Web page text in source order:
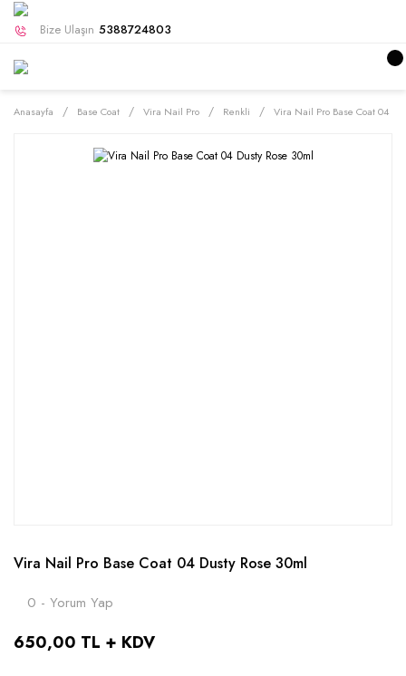
Bize Ulaşın 5388724803
Anasayfa Base Coat Vira Nail Pro Renkli Vira Nail Pro Base Coat 04
Vira Nail Pro Base Coat 04 Dusty Rose 30ml
0 - Yorum Yap
650,00 TL + KDV